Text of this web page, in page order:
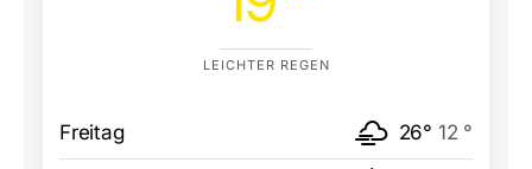
LEICHTER REGEN
Freitag 26° 12 °